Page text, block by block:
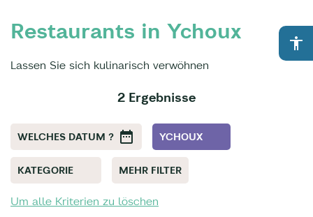
accessibility
Restaurants in Ychoux
Lassen Sie sich kulinarisch verwöhnen
2 Ergebnisse
WELCHES DATUM ? YCHOUX
KATEGORIE MEHR FILTER
Um alle Kriterien zu löschen